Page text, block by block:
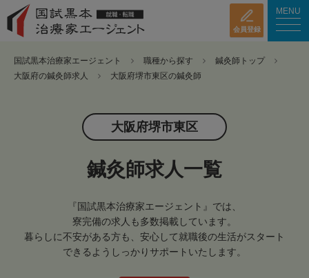
会員登録
MENU
国試黒本治療家エージェント 職種から探す
鍼灸師トップ
大阪府の鍼灸師求人
大阪府堺市東区の鍼灸師
大阪府堺市東区
鍼灸師求人一覧
『国試黒本治療家エージェント』では、
寮完備の求人も多数掲載しています。
暮らしに不安がある方も、安心して就職後の生活がスタート
できるようしっかりサポートいたします。